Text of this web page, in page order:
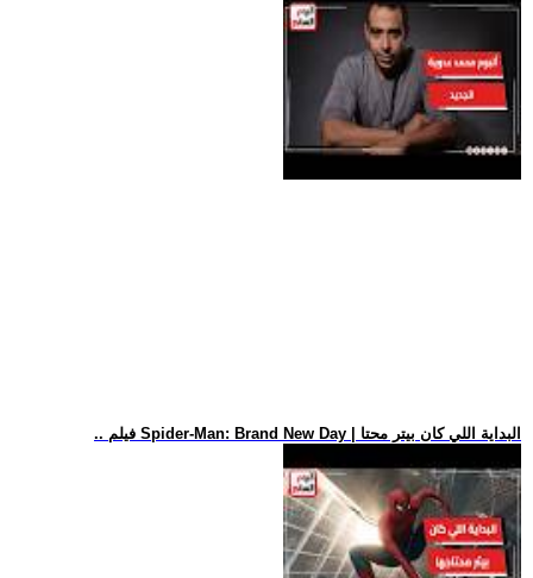
.. فيلم Spider-Man: Brand New Day | البداية اللي كان بيتر محتا